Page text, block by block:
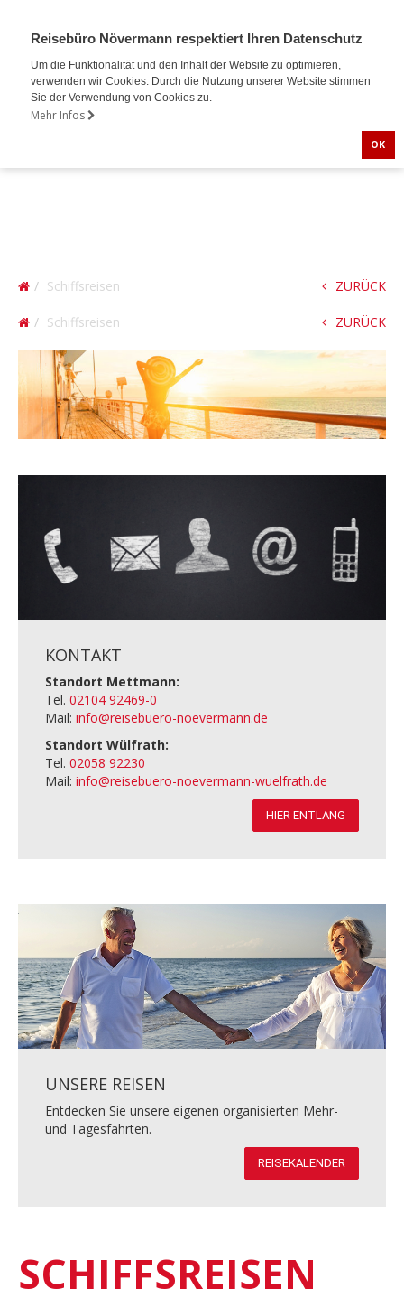
Reisebüro Növermann respektiert Ihren Datenschutz
Um die Funktionalität und den Inhalt der Website zu optimieren,
verwenden wir Cookies. Durch die Nutzung unserer Website stimmen
Sie der Verwendung von Cookies zu.
Mehr Infos
OK
Schiffsreisen ZURÜCK
Schiffsreisen ZURÜCK
KONTAKT
Standort Mettmann:
Tel. 02104 92469-0
Mail: info@reisebuero-noevermann.de
Standort Wülfrath:
Tel. 02058 92230
Mail: info@reisebuero-noevermann-wuelfrath.de
HIER ENTLANG
UNSERE REISEN
Entdecken Sie unsere eigenen organisierten Mehr-
und Tagesfahrten.
REISEKALENDER
SCHIFFSREISEN